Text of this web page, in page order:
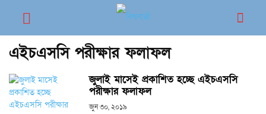
এইচএসসি পরীক্ষার ফলাফল
জুলাই মাসেই প্রকাশিত হচ্ছে এইচএসসি
পরীক্ষার ফলাফল
জুন ৩০, ২০১৯